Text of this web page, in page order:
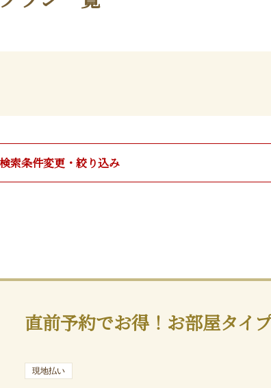
検索条件変更・絞り込み
直前予約でお得！お部屋タイ
現地払い